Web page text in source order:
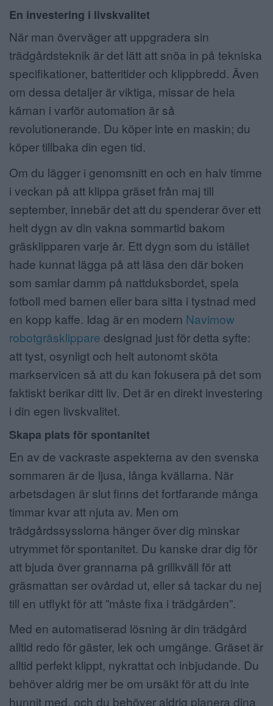
En investering i livskvalitet
När man överväger att uppgradera sin
trädgårdsteknik är det lätt att snöa in på tekniska
specifikationer, batteritider och klippbredd. Även
om dessa detaljer är viktiga, missar de hela
kärnan i varför automation är så
revolutionerande. Du köper inte en maskin; du
köper tillbaka din egen tid.
Om du lägger i genomsnitt en och en halv timme
i veckan på att klippa gräset från maj till
september, innebär det att du spenderar över ett
helt dygn av din vakna sommartid bakom
gräsklipparen varje år. Ett dygn som du istället
hade kunnat lägga på att läsa den där boken
som samlar damm på nattduksbordet, spela
fotboll med barnen eller bara sitta i tystnad med
en kopp kaffe. Idag är en modern Navimow
robotgräsklippare designad just för detta syfte:
att tyst, osynligt och helt autonomt sköta
markservicen så att du kan fokusera på det som
faktiskt berikar ditt liv. Det är en direkt investering
i din egen livskvalitet.
Skapa plats för spontanitet
En av de vackraste aspekterna av den svenska
sommaren är de ljusa, långa kvällarna. När
arbetsdagen är slut finns det fortfarande många
timmar kvar att njuta av. Men om
trädgårdssysslorna hänger över dig minskar
utrymmet för spontanitet. Du kanske drar dig för
att bjuda över grannarna på grillkväll för att
gräsmattan ser ovårdad ut, eller så tackar du nej
till en utflykt för att ”måste fixa i trädgården”.
Med en automatiserad lösning är din trädgård
alltid redo för gäster, lek och umgänge. Gräset är
alltid perfekt klippt, nykrattat och inbjudande. Du
behöver aldrig mer be om ursäkt för att du inte
hunnit med, och du behöver aldrig planera dina